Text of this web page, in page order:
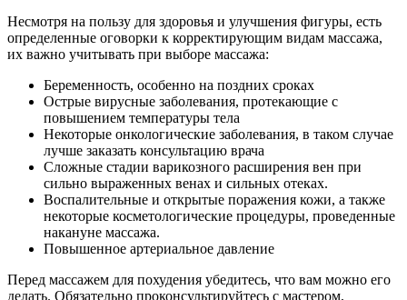
Несмотря на пользу для здоровья и улучшения фигуры, есть
определенные оговорки к корректирующим видам массажа,
их важно учитывать при выборе массажа:
Беременность, особенно на поздних сроках
Острые вирусные заболевания, протекающие с
повышением температуры тела
Некоторые онкологические заболевания, в таком случае
лучше заказать консультацию врача
Сложные стадии варикозного расширения вен при
сильно выраженных венах и сильных отеках.
Воспалительные и открытые поражения кожи, а также
некоторые косметологические процедуры, проведенные
накануне массажа.
Повышенное артериальное давление
Перед массажем для похудения убедитесь, что вам можно его
делать. Обязательно проконсультируйтесь с мастером,